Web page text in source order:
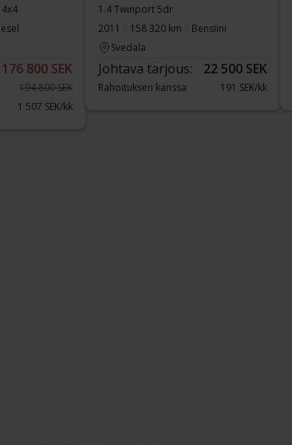
176 800 SEK
194 800 SEK
1 507 SEK/kk
1.4 Twinport 5dr
2011
158 320 km
Bensiini
Svedala
Johtava tarjous: 22 500 SEK
Rahoituksen kanssa 191 SEK/kk